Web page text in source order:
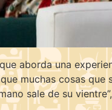
aborda una
muchas cosas
sale de su